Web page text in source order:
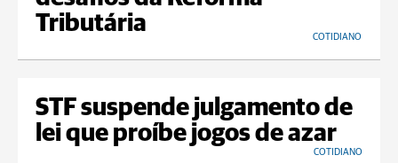
Tributária
COTIDIANO
STF suspende julgamento de
lei que proíbe jogos de azar
COTIDIANO